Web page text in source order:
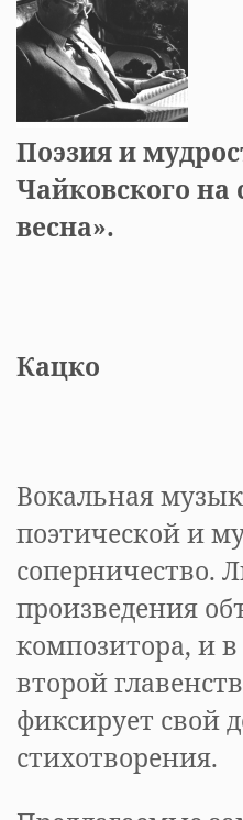
Поэзия и
Чайковского на
весна».
Кацко
Вокальная
поэтической и
соперничество.
произведения
композитора, и
второй
фиксирует свой
стихотворения.